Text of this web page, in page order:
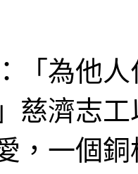
「為他
慈濟志
，一個